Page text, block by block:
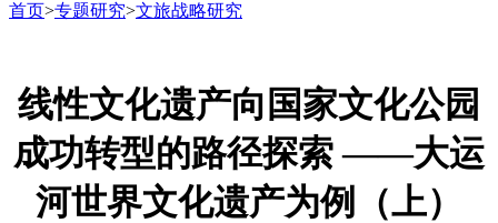
首页>专题研究>文旅战略研究
线性文化遗产向国家文化公园
成功转型的路径探索 ——大运
河世界文化遗产为例（上）